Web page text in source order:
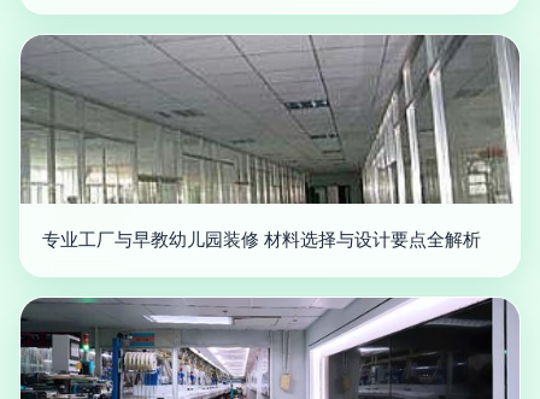
专业工厂与早教幼儿园装修 材料选择与设计要点全解析